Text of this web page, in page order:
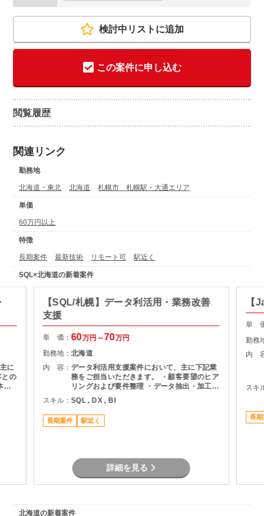
検討中リストに追加
この案件に申し込む
閲覧履歴
関連リンク
勤務地
北海道・東北 北海道 札幌市 札幌駅・大通エリア
単価
60万円以上
特徴
長期案件 最新技術 リモート可 駅近く
SQL×北海道の新着案件
に
との
番
【SQL/札幌】データ利活用・業務改善
支援
単 価：60万円～70万円
勤務地：北海道
内 容： データ利活用支援案件において、主に下記業
務をご担当いただきます。 ・顧客要望のヒア
リングおよび要件整理 ・データ抽出・加工・
集計対応 ・BIツールを用いたレポート作成・
運用支援 ・ダッシュボード構築および改善対
応 ・業務改善に向けたデータ活用提案
スキル：SQL , DX , BI
長期案件 駅近く
詳細を見る
【
単
勤務
内
スキ
長期
北海道の新着案件